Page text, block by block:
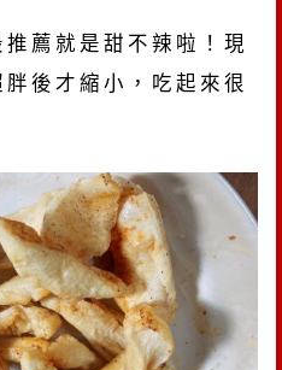
薦就是甜不辣啦！現
後才縮小，吃起來很